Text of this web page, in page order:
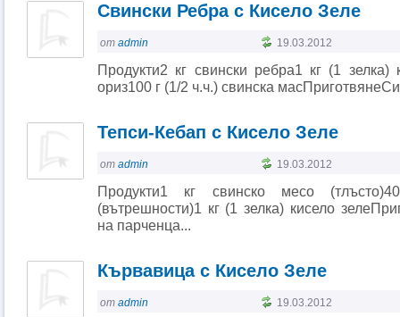
Свински Ребра с Кисело Зеле
от admin 19.03.2012
Продукти2 кг свински ребра1 кг (1 зелка)
ориз100 г (1/2 ч.ч.) свинска
Тепси-Кебап с Кисело Зеле
от admin 19.03.2012
Продукти1 кг свинско месо
(вътрешности)1 кг (1 зелка) кисело
на парченца...
Кървавица с Кисело Зеле
от admin 19.03.2012